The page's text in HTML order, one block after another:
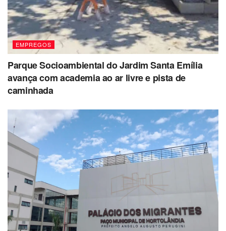
EMPREGOS
Parque Socioambiental do Jardim Santa Emília
avança com academia ao ar livre e pista de
caminhada